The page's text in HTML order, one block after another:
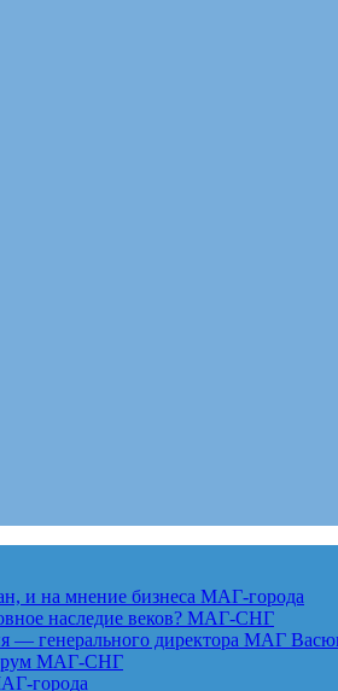
и на мнение бизнеса МАГ-города
наследие веков? МАГ-СНГ
директора МАГ
МАГ-СНГ
города